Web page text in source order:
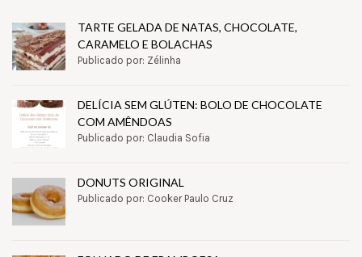
TARTE GELADA DE NATAS, CHOCOLATE,
CARAMELO E BOLACHAS
Publicado por: Zélinha
DELÍCIA SEM GLÚTEN: BOLO DE CHOCOLATE
COM AMÊNDOAS
Publicado por: Claudia Sofia
DONUTS ORIGINAL
Publicado por: Cooker Paulo Cruz